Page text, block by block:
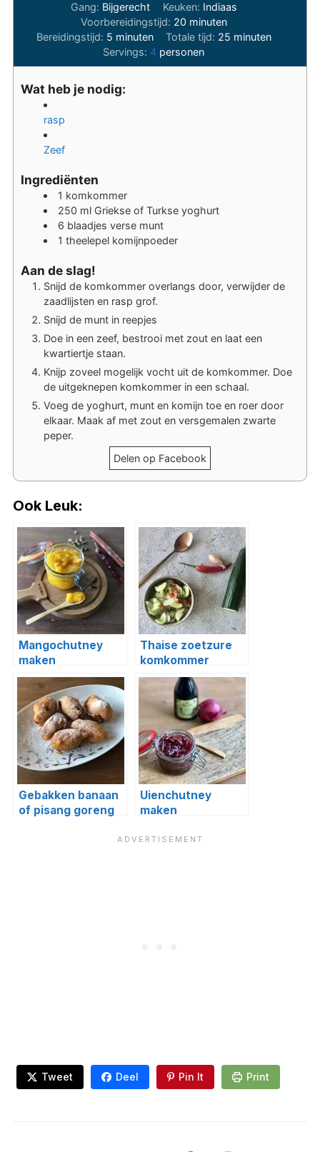
Gang: Bijgerecht Keuken: Indiaas
Voorbereidingstijd: 20minuten
minuten
Bereidingstijd: 5minuten
minuten Totale tijd: 25 minuten
minuten
Servings: 4 personen
Wat heb je nodig:
rasp
Zeef
Ingrediënten
1 komkommer
250 ml Griekse of Turkse yoghurt
6 blaadjes verse munt
1 theelepel komijnpoeder
Aan de slag!
Snijd de komkommer overlangs door, verwijder de
zaadlijsten en rasp grof.
Snijd de munt in reepjes
Doe in een zeef, bestrooi met zout en laat een
kwartiertje staan.
Knijp zoveel mogelijk vocht uit de komkommer. Doe
de uitgeknepen komkommer in een schaal.
Voeg de yoghurt, munt en komijn toe en roer door
elkaar. Maak af met zout en versgemalen zwarte
peper.
Delen op Facebook
Ook Leuk:
Mangochutney
maken
Thaise zoetzure
komkommer
maken
Gebakken banaan
of pisang goreng
Uienchutney
maken
Tweet Deel Pin It Print